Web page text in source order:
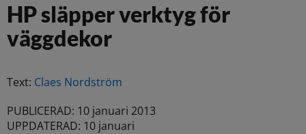
HP släpper verktyg för
väggdekor
Text: Claes Nordström
PUBLICERAD: 10 januari 2013
UPPDATERAD: 10 januari